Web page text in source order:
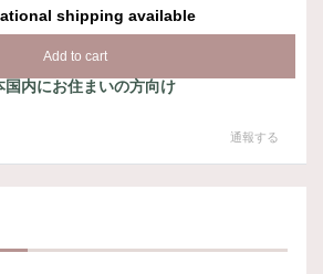
shipping available
Add to cart
国内にお住まいの方向け
通報する